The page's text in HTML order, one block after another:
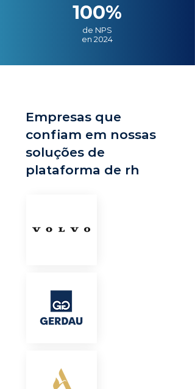
100%
de NPS
en 2024
Empresas que
confiam em nossas
soluções de
plataforma de rh